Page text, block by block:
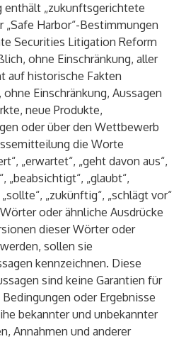
enthält „zukunftsgerichtete
„Safe Harbor“-Bestimmungen
Securities Litigation Reform
ohne Einschränkung, aller
auf historische Fakten
Einschränkung, Aussagen
neue Produkte,
oder über den Wettbewerb
die Worte
„erwartet“, „geht davon aus“,
„beabsichtigt“, „glaubt“,
„sollte“, „zukünftig“, „schlägt vor“
oder ähnliche Ausdrücke
dieser Wörter oder
sollen sie
kennzeichnen. Diese
sind keine Garantien für
oder Ergebnisse
bekannter und unbekannter
Annahmen und anderer